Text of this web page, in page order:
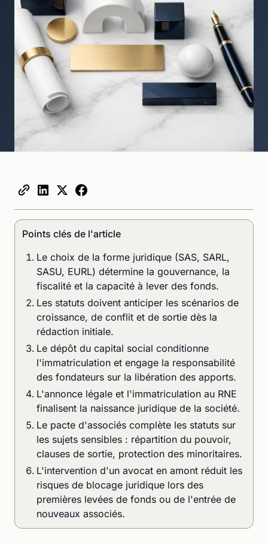
Points clés de l'article
Le choix de la forme juridique (SAS, SARL,
SASU, EURL) détermine la gouvernance, la
fiscalité et la capacité à lever des fonds.
Les statuts doivent anticiper les scénarios de
croissance, de conflit et de sortie dès la
rédaction initiale.
Le dépôt du capital social conditionne
l'immatriculation et engage la responsabilité
des fondateurs sur la libération des apports.
L'annonce légale et l'immatriculation au RNE
finalisent la naissance juridique de la société.
Le pacte d'associés complète les statuts sur
les sujets sensibles : répartition du pouvoir,
clauses de sortie, protection des minoritaires.
L'intervention d'un avocat en amont réduit les
risques de blocage juridique lors des
premières levées de fonds ou de l'entrée de
nouveaux associés.